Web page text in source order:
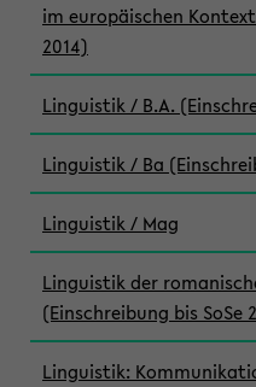
im europäischen
2014)
Linguistik / B.A.
Linguistik / Ba
Linguistik / Mag
Linguistik der
(Einschreibung bis SoSe
Linguistik: